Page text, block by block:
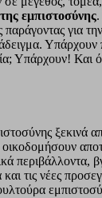
εμπιστοσύνης
για
Υπάρχουν
Υπάρχουν! Και
ξεκινά
περιβάλλοντα,
και τις νέες